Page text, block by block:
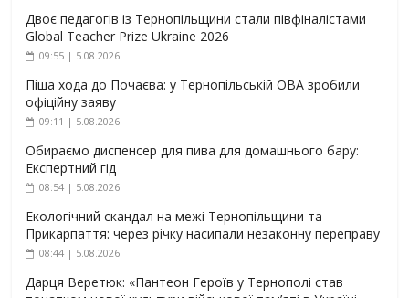
Двоє педагогів із Тернопільщини стали півфіналістами
Global Teacher Prize Ukraine 2026
09:55 | 5.08.2026
Піша хода до Почаєва: у Тернопільській ОВА зробили
офіційну заяву
09:11 | 5.08.2026
Обираємо диспенсер для пива для домашнього бару:
Експертний гід
08:54 | 5.08.2026
Екологічний скандал на межі Тернопільщини та
Прикарпаття: через річку насипали незаконну переправу
08:44 | 5.08.2026
Дарця Веретюк: «Пантеон Героїв у Тернополі став